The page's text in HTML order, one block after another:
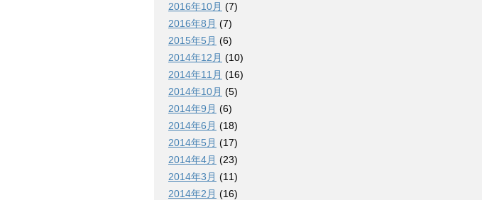
2016年10月 (7)
2016年8月 (7)
2015年5月 (6)
2014年12月 (10)
2014年11月 (16)
2014年10月 (5)
2014年9月 (6)
2014年6月 (18)
2014年5月 (17)
2014年4月 (23)
2014年3月 (11)
2014年2月 (16)